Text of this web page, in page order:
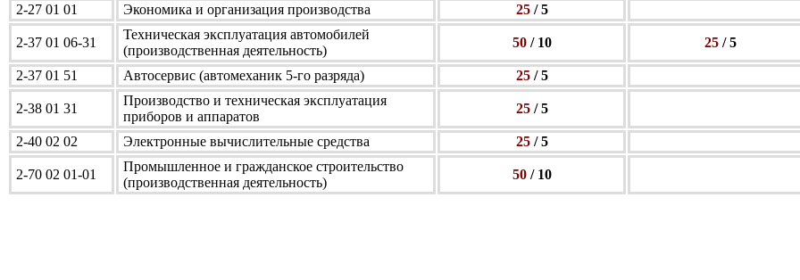
2-27 01 01
Экономика и организация производства 25 / 5
2-37 01 06-31
Техническая эксплуатация автомобилей
(производственная деятельность)
50 / 10 25 / 5
2-37 01 51 Автосервис (автомеханик 5-го разряда) 25 / 5
2-38 01 31
Производство и техническая эксплуатация
приборов и аппаратов
25 / 5
2-40 02 02 Электронные вычислительные средства 25 / 5
2-70 02 01-01
Промышленное и гражданское строительство
(производственная деятельность)
50 / 10